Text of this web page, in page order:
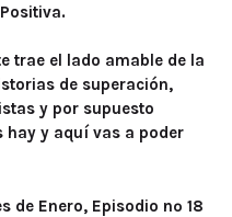
trae el lado amable de la
de superación,
y por supuesto
hay y aquí vas a poder
de Enero, Episodio nº 18